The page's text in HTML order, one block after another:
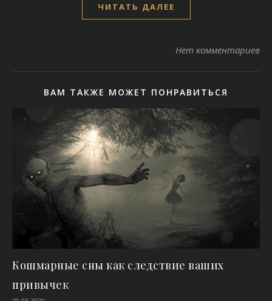
ЧИТАТЬ ДАЛЕЕ
Нет комментариев
ВАМ ТАКЖЕ МОЖЕТ ПОНРАВИТЬСЯ
Кошмарные сны как следствие ваших
привычек